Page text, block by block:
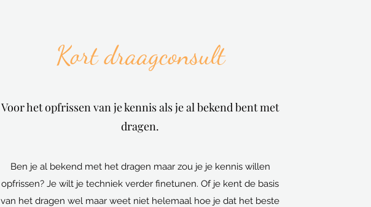
Kort draagconsult
Voor het opfrissen van je kennis als je al bekend bent met
dragen.
Ben je al bekend met het dragen maar zou je je kennis willen
opfrissen? Je wilt je techniek verder finetunen. Of je kent de basis
van het dragen wel maar weet niet helemaal hoe je dat het beste